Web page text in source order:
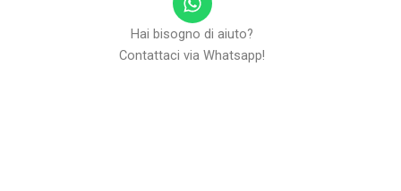
h
a
t
Hai bisogno di aiuto?
Contattaci via Whatsapp!